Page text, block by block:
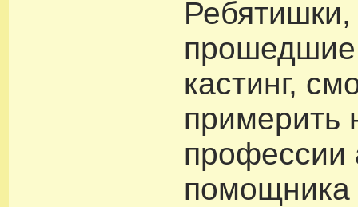
прошедшие
кастинг,
примерить
профессии
помощника